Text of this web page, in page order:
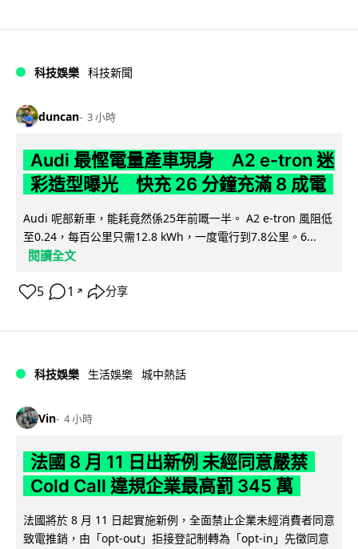
科技娛樂 科技新聞
duncan 3 小時
Audi 最慳電量產車現身 A2 e-tron 迷
彩造型曝光 快充 26 分鐘充滿 8 成電
Audi 呢部新車，能耗竟然係25年前嘅一半。 A2 e-tron 風阻低
至0.24，每百公里只需12.8 kWh，一度電行到7.8公里。6...
閱讀全文
5 1 ↗ 分享
科技娛樂 生活娛樂 城中熱話
Vin 4 小時
法國 8 月 11 日出新例 未經同意嚴禁
Cold Call 違規企業最高罰 345 萬
法國將於 8 月 11 日起實施新例，全面禁止企業未經消費者同意
致電推銷，由「opt-out」拒接登記制轉為「opt-in」先徵同意